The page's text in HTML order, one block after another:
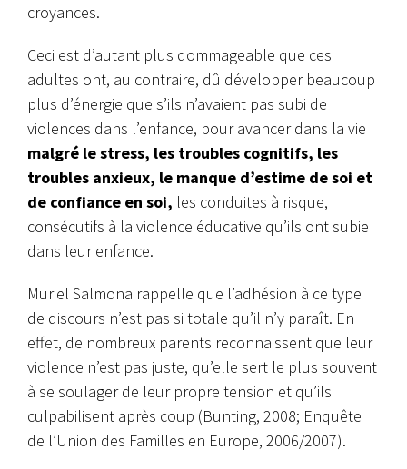
croyances.
Ceci est d’autant plus dommageable que ces
adultes ont, au contraire, dû développer beaucoup
plus d’énergie que s’ils n’avaient pas subi de
violences dans l’enfance, pour avancer dans la vie
malgré le stress, les troubles cognitifs, les
troubles anxieux, le manque d’estime de soi et
de confiance en soi, les conduites à risque,
consécutifs à la violence éducative qu’ils ont subie
dans leur enfance.
Muriel Salmona rappelle que l’adhésion à ce type
de discours n’est pas si totale qu’il n’y paraît. En
effet, de nombreux parents reconnaissent que leur
violence n’est pas juste, qu’elle sert le plus souvent
à se soulager de leur propre tension et qu’ils
culpabilisent après coup (Bunting, 2008; Enquête
de l’Union des Familles en Europe, 2006/2007).